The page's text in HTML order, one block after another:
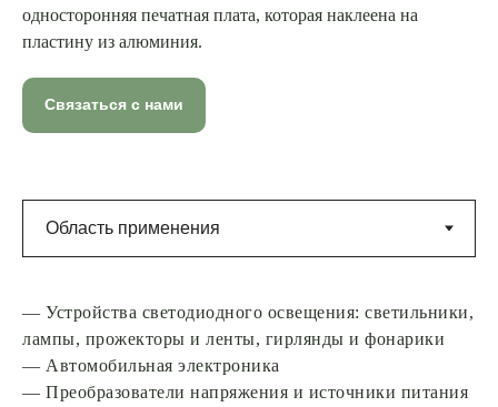
односторонняя печатная плата, которая наклеена на
пластину из алюминия.
Связаться с нами
— Устройства светодиодного освещения: светильники,
лампы, прожекторы и ленты, гирлянды и фонарики
— Автомобильная электроника
— Преобразователи напряжения и источники питания